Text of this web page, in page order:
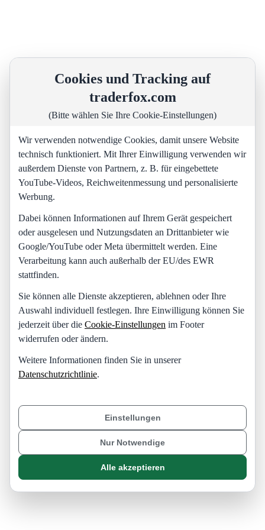
Cookies und Tracking auf
traderfox.com
(Bitte wählen Sie Ihre Cookie-Einstellungen)
Wir verwenden notwendige Cookies, damit unsere Website
technisch funktioniert. Mit Ihrer Einwilligung verwenden wir
außerdem Dienste von Partnern, z. B. für eingebettete
YouTube-Videos, Reichweitenmessung und personalisierte
Werbung.
Dabei können Informationen auf Ihrem Gerät gespeichert
oder ausgelesen und Nutzungsdaten an Drittanbieter wie
Google/YouTube oder Meta übermittelt werden. Eine
Verarbeitung kann auch außerhalb der EU/des EWR
stattfinden.
Sie können alle Dienste akzeptieren, ablehnen oder Ihre
Auswahl individuell festlegen. Ihre Einwilligung können Sie
jederzeit über die Cookie-Einstellungen im Footer
widerrufen oder ändern.
Weitere Informationen finden Sie in unserer
Datenschutzrichtlinie.
Einstellungen
Nur Notwendige
Alle akzeptieren